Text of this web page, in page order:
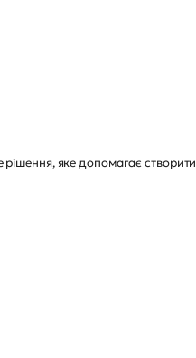
яке допомагає створити